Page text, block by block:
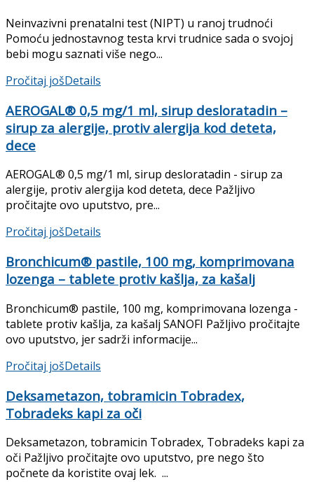
Neinvazivni prenatalni test (NIPT) u ranoj trudnoći
Pomoću jednostavnog testa krvi trudnice sada o svojoj
bebi mogu saznati više nego...
Pročitaj jošDetails
AEROGAL® 0,5 mg/1 ml, sirup desloratadin –
sirup za alergije, protiv alergija kod deteta,
dece
AEROGAL® 0,5 mg/1 ml, sirup desloratadin - sirup za
alergije, protiv alergija kod deteta, dece Pažljivo
pročitajte ovo uputstvo, pre...
Pročitaj jošDetails
Bronchicum® pastile, 100 mg, komprimovana
lozenga – tablete protiv kašlja, za kašalj
Bronchicum® pastile, 100 mg, komprimovana lozenga -
tablete protiv kašlja, za kašalj SANOFI Pažljivo pročitajte
ovo uputstvo, jer sadrži informacije...
Pročitaj jošDetails
Deksametazon, tobramicin Tobradex,
Tobradeks kapi za oči
Deksametazon, tobramicin Tobradex, Tobradeks kapi za
oči Pažljivo pročitajte ovo uputstvo, pre nego što
počnete da koristite ovaj lek. ...